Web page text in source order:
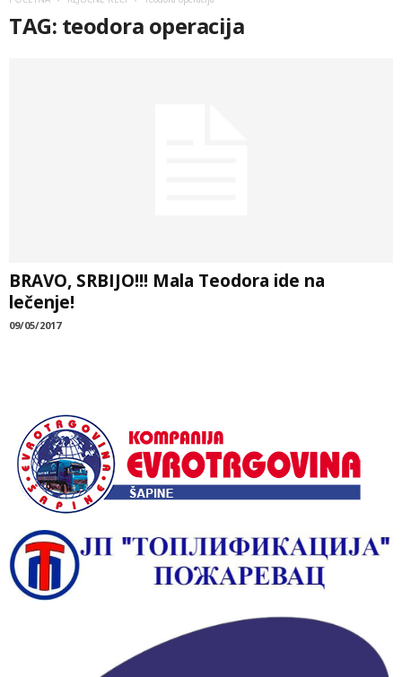
TAG: teodora operacija
BRAVO, SRBIJO!!! Mala Teodora ide na
lečenje!
09/05/2017